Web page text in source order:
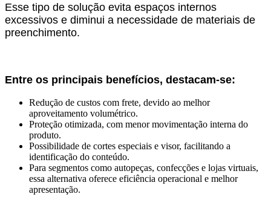
Esse tipo de solução evita espaços internos
excessivos e diminui a necessidade de materiais de
preenchimento.
Entre os principais benefícios, destacam-se:
Redução de custos com frete, devido ao melhor
aproveitamento volumétrico.
Proteção otimizada, com menor movimentação interna do
produto.
Possibilidade de cortes especiais e visor, facilitando a
identificação do conteúdo.
Para segmentos como autopeças, confecções e lojas virtuais,
essa alternativa oferece eficiência operacional e melhor
apresentação.